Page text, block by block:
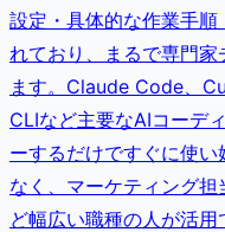
設定・具体的な作業手
れており、まるで専門家
ます。Claude Code、
CLIなど主要なAIコーデ
ーするだけですぐに使
なく、マーケティング
ど幅広い職種の人が活用